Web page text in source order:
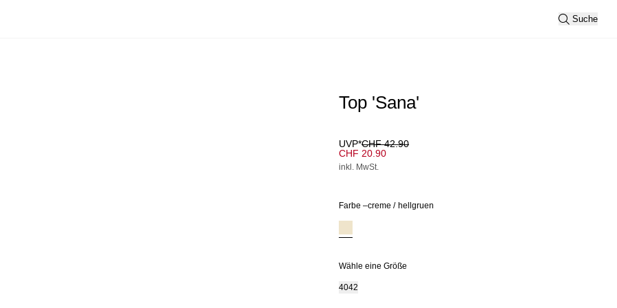
Suche
Top 'Sana'
UVP*CHF 42.90
CHF 20.90
inkl. MwSt.
Farbe –creme / hellgruen
Wähle eine Größe
4042